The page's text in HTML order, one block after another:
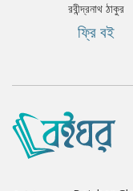
রবীন্দ্রনাথ ঠাকুর
ফ্রি বই